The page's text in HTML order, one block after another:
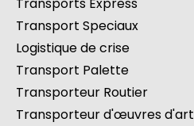
Transport Speciaux
Logistique de crise
Transport Palette
Transporteur Routier
Transporteur d'œuvres d'art